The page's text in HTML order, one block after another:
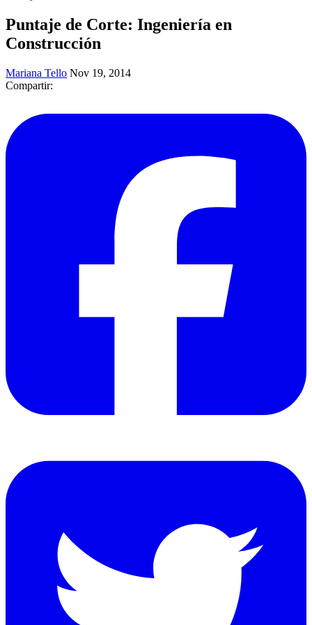
Puntaje de Corte: Ingeniería en
Construcción
Mariana Tello Nov 19, 2014
Compartir: